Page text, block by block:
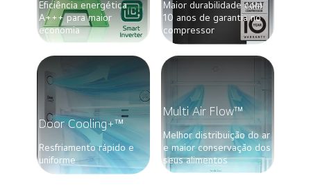
Eficiência energética
A+++ para maior
economia
Maior durabilidade com
10 anos de garantia no
compressor
Door Cooling+™
Resfriamento rápido e
uniforme
Multi Air Flow™
Melhor distribuição do ar
e maior conservação dos
seus alimentos